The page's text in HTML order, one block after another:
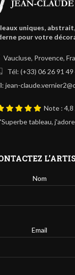
uniques,
pour votre
Vaucluse, Provence,
Tél: (+33) 06 26 91 49
jean-
Note : 4,8
tableau,
Nom
Email